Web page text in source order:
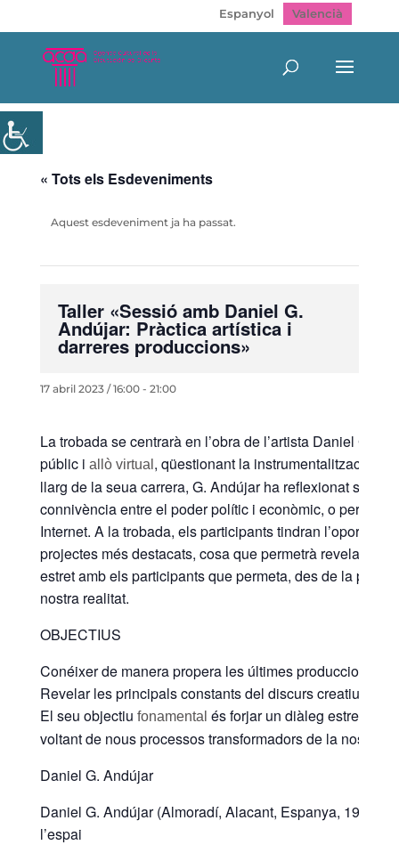
Espanyol Valencià
« Tots els Esdeveniments
Aquest esdeveniment ja ha passat.
Taller «Sessió amb Daniel G.
Andújar: Pràctica artística i
darreres produccions»
17 abril 2023 / 16:00- 21:00
La trobada se centrarà en l’obra de l’artista Daniel G.
públic i allò virtual , qüestionant la instrumentalització
llarg de la seua carrera, G. Andújar ha reflexionat
connivència entre el poder polític i econòmic, o per
Internet. A la trobada, els participants tindran
projectes més destacats, cosa que permetrà revelar
estret amb els participants que permeta, des de la
nostra realitat.
OBJECTIUS
Conéixer de manera propera les últimes produccions
Revelar les principals constants del discurs creatiu i
El seu objectiu fonamental és forjar un diàleg estret
voltant de nous processos transformadors de la nostra
Daniel G. Andújar
Daniel G. Andújar (Almoradí, Alacant, Espanya, 1966)
l’espai